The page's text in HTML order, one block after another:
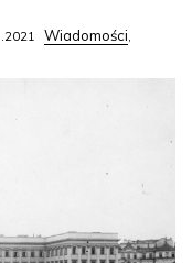
Wiadomości,